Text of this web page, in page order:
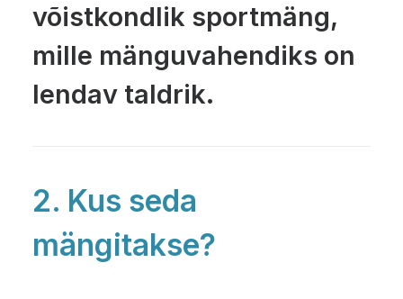
võistkondlik sportmäng,
mille mänguvahendiks on
lendav taldrik.
2. Kus seda
mängitakse?